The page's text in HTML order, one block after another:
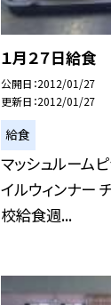
１月２７日給食
公開日 2012/01/27
更新日 2012/01/27
給食
マッシュルーム
イルウィンナー
校給食週...